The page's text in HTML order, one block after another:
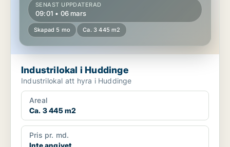
SENAST UPPDATERAD
09:01 • 06 mars
Skapad 5 mo Ca. 3 445 m2
Industrilokal i Huddinge
Industrilokal att hyra i Huddinge
Areal
Ca. 3 445 m2
Pris pr. md.